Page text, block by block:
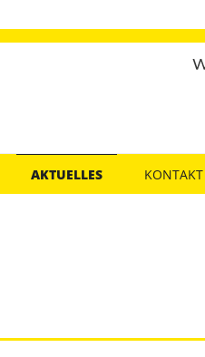
AKTUELLES KONTAKT